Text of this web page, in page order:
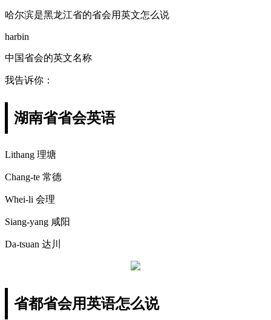
哈尔滨是黑龙江省的省会用英文怎么说
harbin
中国省会的英文名称
我告诉你：
湖南省省会英语
Lithang 理塘
Chang-te 常德
Whei-li 会理
Siang-yang 咸阳
Da-tsuan 达川
省都省会用英语怎么说